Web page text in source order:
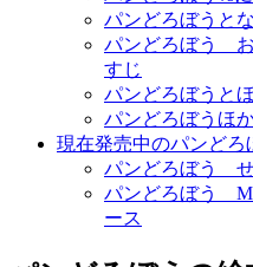
パンどろぼうと
パンどろぼう お
すじ
パンどろぼうと
パンどろぼうほ
現在発売中のパンどろ
パンどろぼう
パンどろぼう
ース